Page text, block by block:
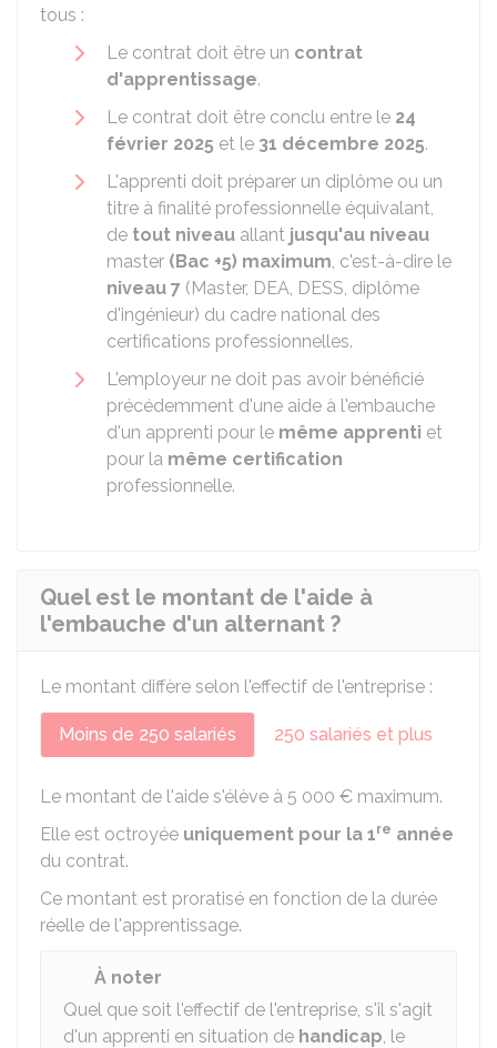
tous :
Le contrat doit être un contrat
d'apprentissage.
Le contrat doit être conclu entre le 24
février 2025 et le 31 décembre 2025.
L'apprenti doit préparer un diplôme ou un
titre à finalité professionnelle équivalant,
de tout niveau allant jusqu'au niveau
master (Bac +5) maximum, c'est-à-dire le
niveau 7 (Master, DEA, DESS, diplôme
d'ingénieur) du cadre national des
certifications professionnelles.
L'employeur ne doit pas avoir bénéficié
précédemment d'une aide à l'embauche
d'un apprenti pour le même apprenti et
pour la même certification
professionnelle.
Quel est le montant de l'aide à
l'embauche d'un alternant ?
Le montant diffère selon l'effectif de l'entreprise :
Moins de 250 salariés 250 salariés et plus
Le montant de l'aide s'élève à 5 000 € maximum.
Elle est octroyée uniquement pour la 1re année
du contrat.
Ce montant est proratisé en fonction de la durée
réelle de l'apprentissage.
À noter
Quel que soit l'effectif de l'entreprise, s'il s'agit
d'un apprenti en situation de handicap, le